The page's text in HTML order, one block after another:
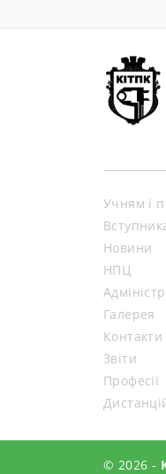
Учням і
Новини
НПЦ
Галерея
Контакти
Звіти
Професії
© 2026 -